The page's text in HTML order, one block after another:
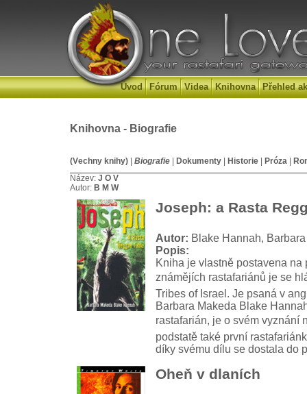
Úvod Fórum Videa Knihovna Přehled
Knihovna - Biografie
(Vechny knihy) Biografie Dokumenty Historie Próza
Název: J O V
Autor: B M W
Joseph: a Rasta
Autor: Blake Hannah,
Popis:
Kniha je vlastně postavena na
známějích rastafariánů je se
Tribes of Israel. Je psaná v
Barbara Makeda Blake
rastafarián, je o svém vyznání
podstatě také první
díky svému dílu se dostala do
Oheň v dlaních